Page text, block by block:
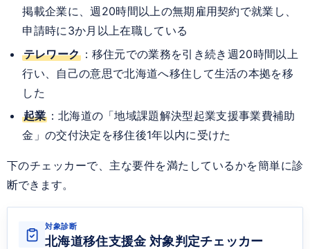
掲載企業に、週20時間以上の無期雇用契約で就業し、
申請時に3か月以上在職している
テレワーク：移住元での業務を引き続き週20時間以上
行い、自己の意思で北海道へ移住して生活の本拠を移
した
起業：北海道の「地域課題解決型起業支援事業費補助
金」の交付決定を移住後1年以内に受けた
下のチェッカーで、主な要件を満たしているかを簡単に診
断できます。
対象診断
北海道移住支援金 対象判定チェッカー